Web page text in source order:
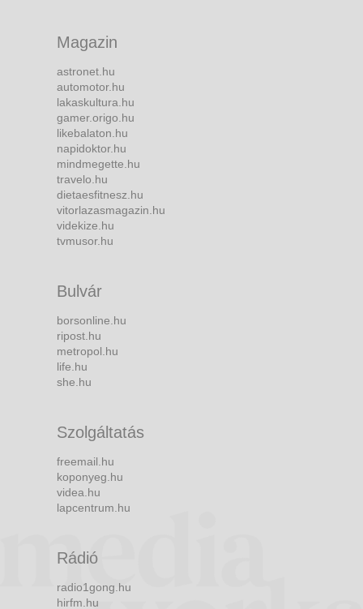
Magazin
astronet.hu
automotor.hu
lakaskultura.hu
gamer.origo.hu
likebalaton.hu
napidoktor.hu
mindmegette.hu
travelo.hu
dietaesfitnesz.hu
vitorlazasmagazin.hu
videkize.hu
tvmusor.hu
Bulvár
borsonline.hu
ripost.hu
metropol.hu
life.hu
she.hu
Szolgáltatás
freemail.hu
koponyeg.hu
videa.hu
lapcentrum.hu
Rádió
radio1gong.hu
hirfm.hu